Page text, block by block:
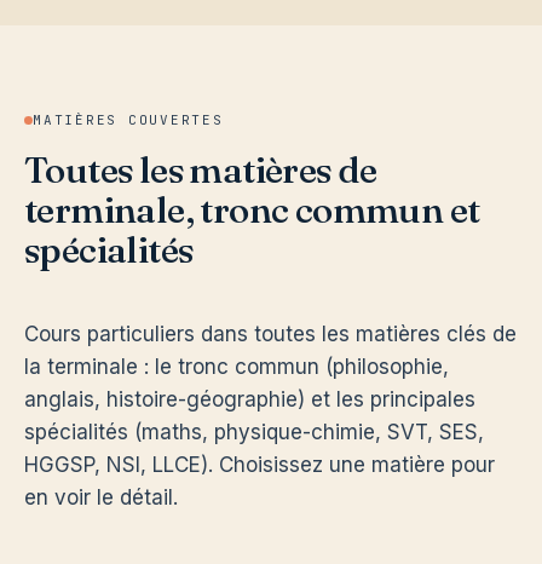
MATIÈRES COUVERTES
Toutes les matières de
terminale, tronc commun et
spécialités
Cours particuliers dans toutes les matières clés de
la terminale : le tronc commun (philosophie,
anglais, histoire-géographie) et les principales
spécialités (maths, physique-chimie, SVT, SES,
HGGSP, NSI, LLCE). Choisissez une matière pour
en voir le détail.